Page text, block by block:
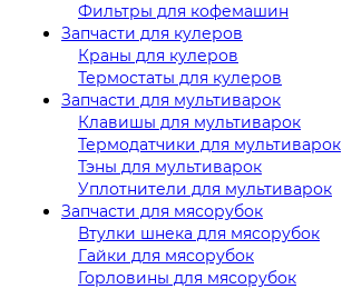
Фильтры для кофемашин
Запчасти для кулеров
Краны для кулеров
Термостаты для кулеров
Запчасти для мультиварок
Клавишы для мультиварок
Термодатчики для мультиварок
Тэны для мультиварок
Уплотнители для мультиварок
Запчасти для мясорубок
Втулки шнека для мясорубок
Гайки для мясорубок
Горловины для мясорубок